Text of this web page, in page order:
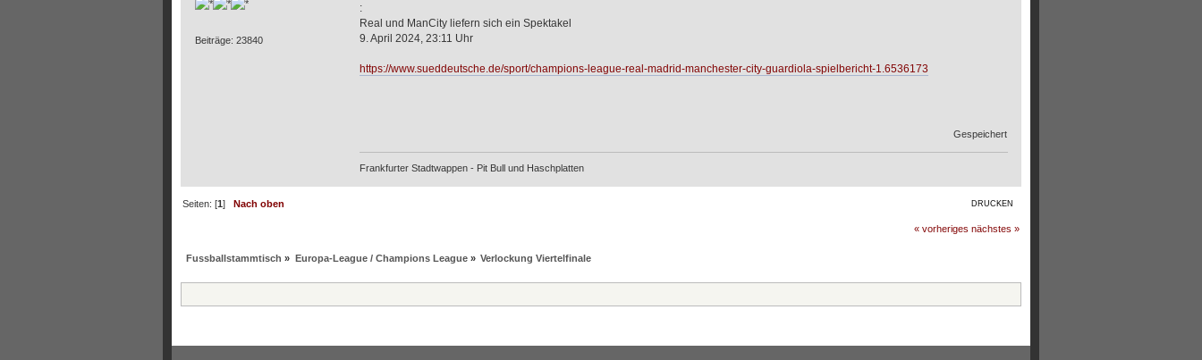
Beiträge: 23840
:
Real und ManCity liefern sich ein Spektakel
9. April 2024, 23:11 Uhr
https://www.sueddeutsche.de/sport/champions-league-real-madrid-manchester-city-guardiola-spielbericht-1.6536173
Gespeichert
Frankfurter Stadtwappen - Pit Bull und Haschplatten
DRUCKEN
Seiten: [1] Nach oben
« vorheriges nächstes »
Fussballstammtisch » Europa-League / Champions League» Verlockung Viertelfinale